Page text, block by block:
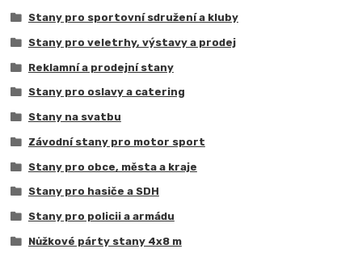
Stany pro sportovní sdružení a kluby
Stany pro veletrhy, výstavy a prodej
Reklamní a prodejní stany
Stany pro oslavy a catering
Stany na svatbu
Závodní stany pro motor sport
Stany pro obce, města a kraje
Stany pro hasiče a SDH
Stany pro policii a armádu
Nůžkové párty stany 4x8 m